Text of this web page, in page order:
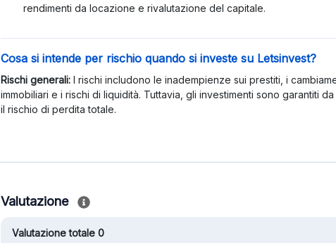
rendimenti da locazione e rivalutazione del capitale.
Cosa si intende per rischio quando si investe su Letsinvest?
Rischi generali: I rischi includono le inadempienze sui prestiti, i
immobiliari e i rischi di liquidità. Tuttavia, gli investimenti sono garantiti
il rischio di perdita totale.
Valutazione
Valutazione totale 0